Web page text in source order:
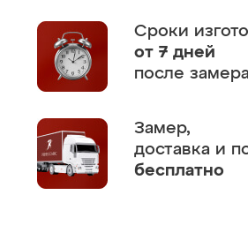
Сроки
от 7 дней
после замера
Замер,
доставка и
бесплатно